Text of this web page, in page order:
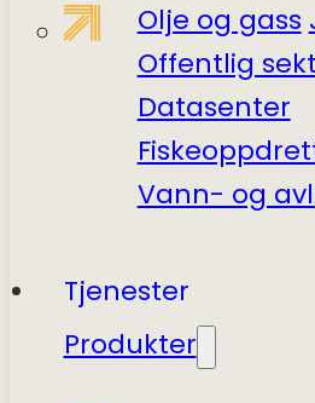
Olje og gass
Offentlig
Datasenter
Vann- og
Tjenester
Produkter